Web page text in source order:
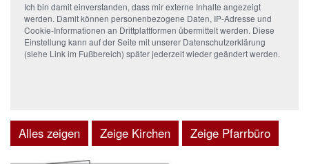
Ich bin damit einverstanden, dass mir externe Inhalte angezeigt
werden. Damit können personenbezogene Daten, IP-Adresse und
Cookie-Informationen an Drittplattformen übermittelt werden. Diese
Einstellung kann auf der Seite mit unserer Datenschutzerklärung
(siehe Link im Fußbereich) später jederzeit wieder geändert werden.
Alles zeigen Zeige Kirchen Zeige Pfarrbüro